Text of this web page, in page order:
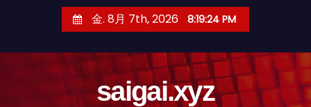
金. 8月 7th, 2026 8:19:25 PM
saigai.xyz